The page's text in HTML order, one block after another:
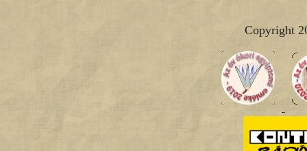
Copyright